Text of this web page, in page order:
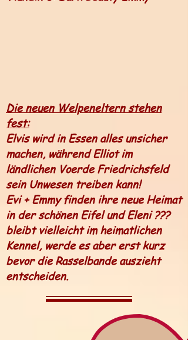
Die neuen Welpeneltern stehen
fest:
Elvis wird in Essen alles unsicher
machen, während Elliot im
ländlichen Voerde Friedrichsfeld
sein Unwesen treiben kann!
Evi + Emmy finden ihre neue Heimat
in der schönen Eifel und Eleni ???
bleibt vielleicht im heimatlichen
Kennel, werde es aber erst kurz
bevor die Rasselbande auszieht
entscheiden.